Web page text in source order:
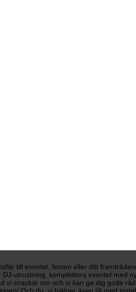
till eventet, festen eller ditt
utrustning, komplettera eventet med
vi snackar om och vi kan ge dig goda